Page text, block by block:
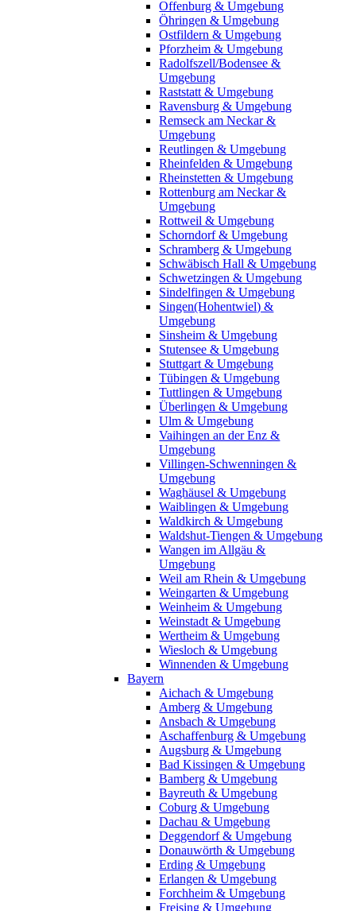
Offenburg & Umgebung
Öhringen & Umgebung
Ostfildern & Umgebung
Pforzheim & Umgebung
Radolfszell/Bodensee &
Umgebung
Raststatt & Umgebung
Ravensburg & Umgebung
Remseck am Neckar &
Umgebung
Reutlingen & Umgebung
Rheinfelden & Umgebung
Rheinstetten & Umgebung
Rottenburg am Neckar &
Umgebung
Rottweil & Umgebung
Schorndorf & Umgebung
Schramberg & Umgebung
Schwäbisch Hall & Umgebung
Schwetzingen & Umgebung
Sindelfingen & Umgebung
Singen(Hohentwiel) &
Umgebung
Sinsheim & Umgebung
Stutensee & Umgebung
Stuttgart & Umgebung
Tübingen & Umgebung
Tuttlingen & Umgebung
Überlingen & Umgebung
Ulm & Umgebung
Vaihingen an der Enz &
Umgebung
Villingen-Schwenningen &
Umgebung
Waghäusel & Umgebung
Waiblingen & Umgebung
Waldkirch & Umgebung
Waldshut-Tiengen & Umgebung
Wangen im Allgäu &
Umgebung
Weil am Rhein & Umgebung
Weingarten & Umgebung
Weinheim & Umgebung
Weinstadt & Umgebung
Wertheim & Umgebung
Wiesloch & Umgebung
Winnenden & Umgebung
Bayern
Aichach & Umgebung
Amberg & Umgebung
Ansbach & Umgebung
Aschaffenburg & Umgebung
Augsburg & Umgebung
Bad Kissingen & Umgebung
Bamberg & Umgebung
Bayreuth & Umgebung
Coburg & Umgebung
Dachau & Umgebung
Deggendorf & Umgebung
Donauwörth & Umgebung
Erding & Umgebung
Erlangen & Umgebung
Forchheim & Umgebung
Freising & Umgebung